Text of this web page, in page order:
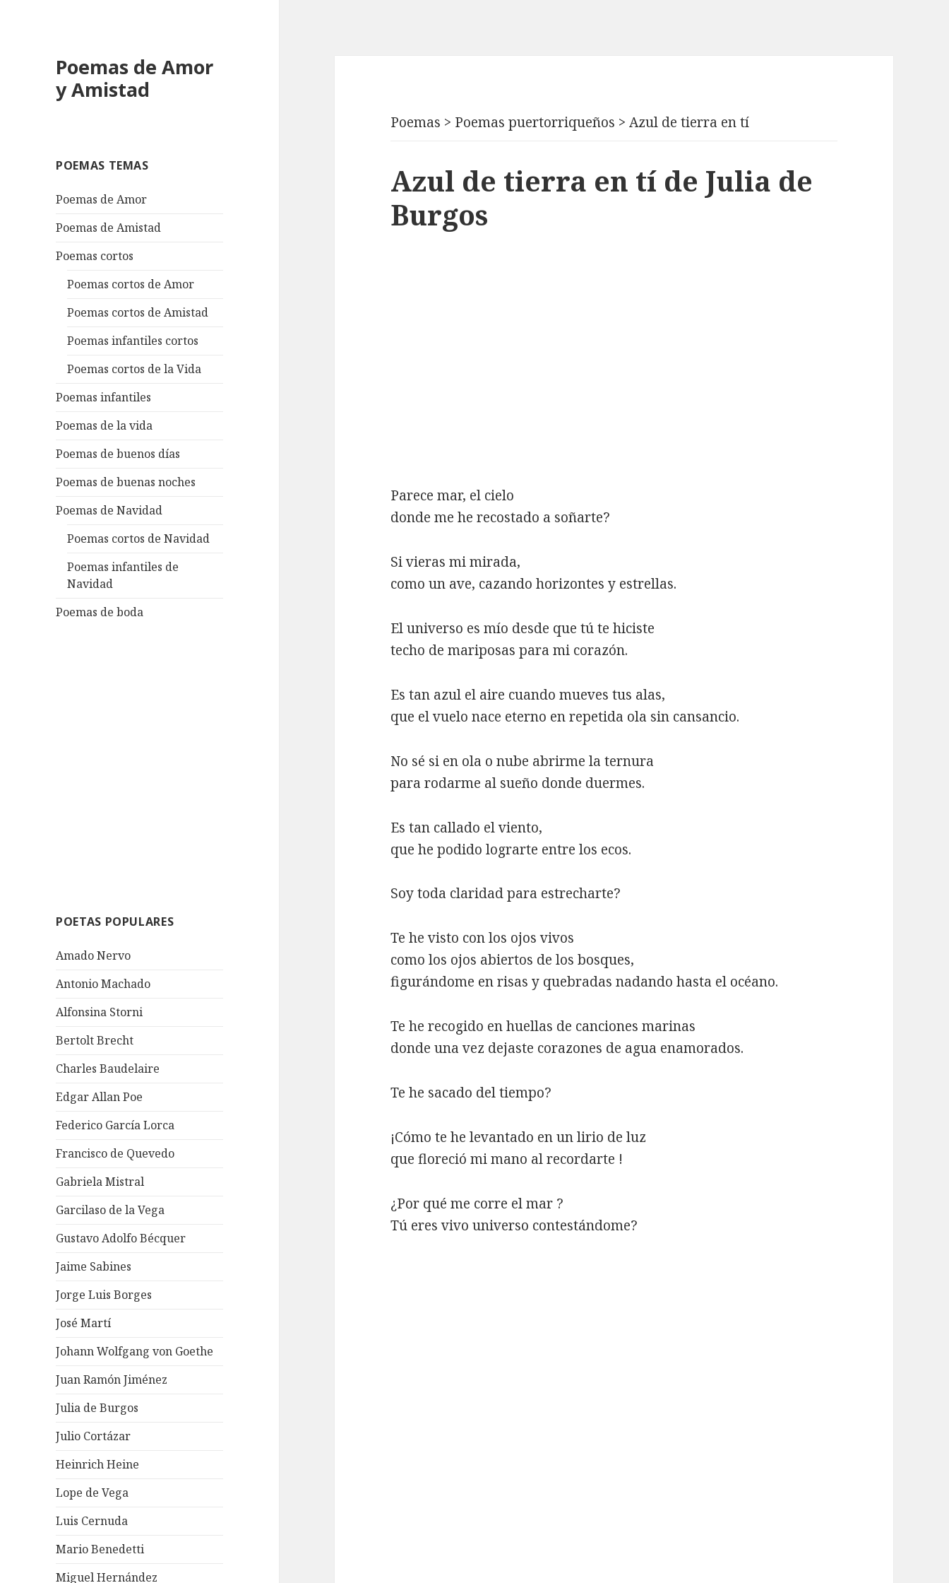
Poemas de Amor
y Amistad
POEMAS TEMAS
Poemas de Amor
Poemas de Amistad
Poemas cortos
Poemas cortos de Amor
Poemas cortos de Amistad
Poemas infantiles cortos
Poemas cortos de la Vida
Poemas infantiles
Poemas de la vida
Poemas de buenos días
Poemas de buenas noches
Poemas de Navidad
Poemas cortos de Navidad
Poemas infantiles de
Navidad
Poemas de boda
POETAS POPULARES
Amado Nervo
Antonio Machado
Alfonsina Storni
Bertolt Brecht
Charles Baudelaire
Edgar Allan Poe
Federico García Lorca
Francisco de Quevedo
Gabriela Mistral
Garcilaso de la Vega
Gustavo Adolfo Bécquer
Jaime Sabines
Jorge Luis Borges
José Martí
Johann Wolfgang von Goethe
Juan Ramón Jiménez
Julia de Burgos
Julio Cortázar
Heinrich Heine
Lope de Vega
Luis Cernuda
Mario Benedetti
Miguel Hernández
Poemas > Poemas puertorriqueños >Azul de tierra en tí
Azul de tierra en tí de Julia de
Burgos
Parece mar, el cielo
donde me he recostado a soñarte?
Si vieras mi mirada,
como un ave, cazando horizontes y estrellas.
El universo es mío desde que tú te hiciste
techo de mariposas para mi corazón.
Es tan azul el aire cuando mueves tus alas,
que el vuelo nace eterno en repetida ola sin cansancio.
No sé si en ola o nube abrirme la ternura
para rodarme al sueño donde duermes.
Es tan callado el viento,
que he podido lograrte entre los ecos.
Soy toda claridad para estrecharte?
Te he visto con los ojos vivos
como los ojos abiertos de los bosques,
figurándome en risas y quebradas nadando hasta el océano.
Te he recogido en huellas de canciones marinas
donde una vez dejaste corazones de agua enamorados.
Te he sacado del tiempo?
¡Cómo te he levantado en un lirio de luz
que floreció mi mano al recordarte !
¿Por qué me corre el mar ?
Tú eres vivo universo contestándome?